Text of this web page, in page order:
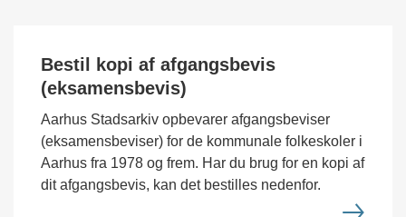
Bestil kopi af afgangsbevis
(eksamensbevis)
Aarhus Stadsarkiv opbevarer afgangsbeviser
(eksamensbeviser) for de kommunale folkeskoler i
Aarhus fra 1978 og frem. Har du brug for en kopi af
dit afgangsbevis, kan det bestilles nedenfor.